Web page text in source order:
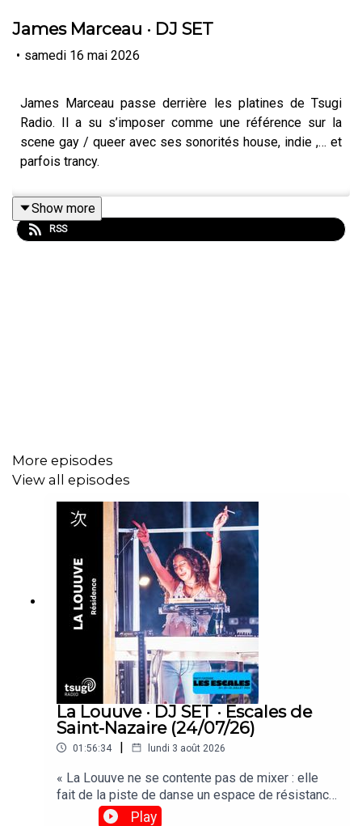
James Marceau · DJ SET
• samedi 16 mai 2026
James Marceau passe derrière les platines de Tsugi
Radio. Il a su s’imposer comme une référence sur la
scene gay / queer avec ses sonorités house, indie ,… et
parfois trancy.
Show more
RSS
More episodes
View all episodes
La Louuve · DJ SET · Escales de
Saint-Nazaire (24/07/26)
01:56:34 | lundi 3 août 2026
« La Louuve ne se contente pas de mixer : elle
fait de la piste de danse un espace de résistance
et de réinvention culturelle. »Retrouvez son set
Play